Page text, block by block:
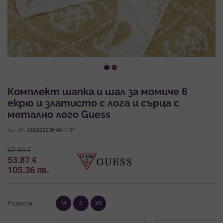
Комплект шапка и шал за момиче в
екрю и златисто с лога и сърца с
метално лого Guess
Арт.№: J5BZ05Z3H40-F15T
67.34€
53.87 €
105.36лв.
Размери: M S XS